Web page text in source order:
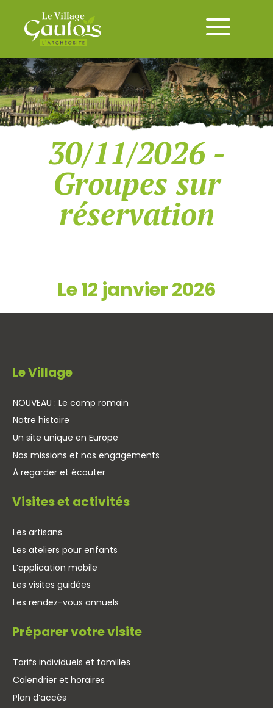
30/11/2026 -
Groupes sur
réservation
Le 12 janvier 2026
Le Village
NOUVEAU : Le camp romain
Notre histoire
Un site unique en Europe
Nos missions et nos engagements
À regarder et écouter
Visites et activités
Les artisans
Les ateliers pour enfants
L’application mobile
Les visites guidées
Les rendez-vous annuels
Préparer votre visite
Tarifs individuels et familles
Calendrier et horaires
Plan d’accès